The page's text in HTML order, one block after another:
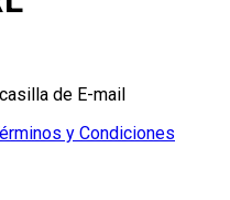
de E-mail
y Condiciones